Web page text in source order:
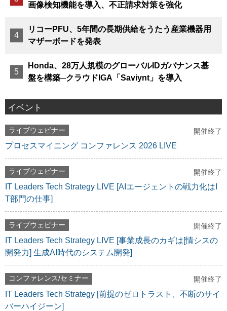
画像検知機能を導入、不正請求対策を強化
リコーPFU、5年間の長期供給をうたう産業機器用
マザーボードを発表
Honda、28万人規模のグローバルIDガバナンス基
盤を構築─クラウドIGA「Saviynt」を導入
イベント
ライブウェビナー 開催終了
プロセスマイニング コンファレンス 2026 LIVE
ライブウェビナー 開催終了
IT Leaders Tech Strategy LIVE [AIエージェントの戦力化はI
T部門の仕事]
ライブウェビナー 開催終了
IT Leaders Tech Strategy LIVE [事業成長のカギは[情シスの
開発力] 生成AI時代のシステム開発]
コンファレンス/セミナー 開催終了
IT Leaders Tech Strategy [前提のゼロトラスト、不断のサイ
バーハイジーン]